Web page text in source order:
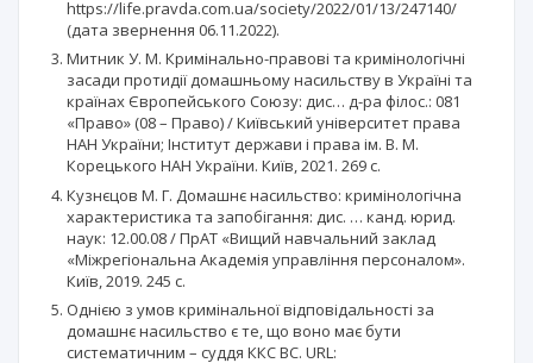
https://life.pravda.com.ua/society/2022/01/13/247140/
(дата звернення 06.11.2022).
Митник У. М. Кримінально-правові та кримінологічні
засади протидії домашньому насильству в Україні та
країнах Європейського Союзу: дис… д-ра філос.: 081
«Право» (08 – Право) / Київський університет права
НАН України; Інститут держави і права ім. В. М.
Корецького НАН України. Київ, 2021. 269 с.
Кузнєцов М. Г. Домашнє насильство: кримінологічна
характеристика та запобігання: дис. … канд. юрид.
наук: 12.00.08 / ПрАТ «Вищий навчальний заклад
«Міжрегіональна Академія управління персоналом».
Київ, 2019. 245 с.
Однією з умов кримінальної відповідальності за
домашнє насильство є те, що воно має бути
систематичним – суддя ККС ВС. URL: